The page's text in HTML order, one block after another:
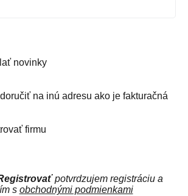
novinky
na inú adresu ako je fakturačná
firmu
potvrdzujem registráciu a
s obchodnými podmienkami